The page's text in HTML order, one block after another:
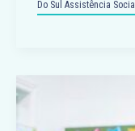
Do Sul Assistência Social